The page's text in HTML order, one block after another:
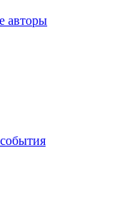
авторы